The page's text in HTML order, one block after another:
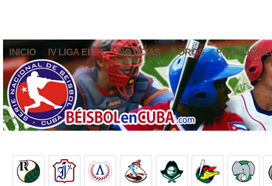
INICIO IV LIGA ELITE NOTICIAS FOROS